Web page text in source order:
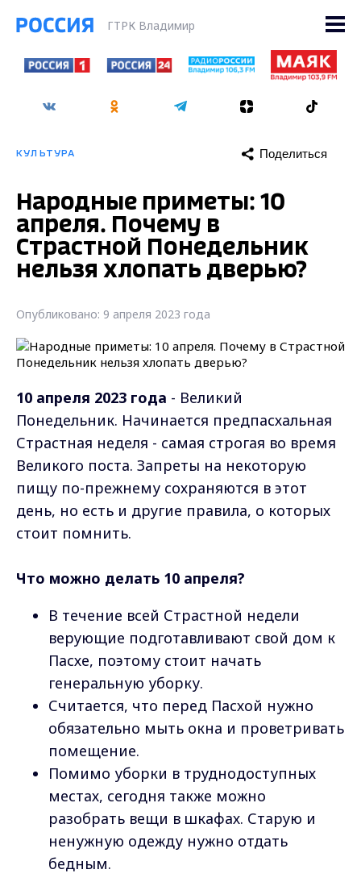
ГТРК Владимир
КУЛЬТУРА Поделиться
Народные приметы: 10
апреля. Почему в
Страстной Понедельник
нельзя хлопать дверью?
Опубликовано: 9 апреля 2023 года
10 апреля 2023 года - Великий
Понедельник. Начинается предпасхальная
Страстная неделя - самая строгая во время
Великого поста. Запреты на некоторую
пищу по-прежнему сохраняются в этот
день, но есть и другие правила, о которых
стоит помнить.
Что можно делать 10 апреля?
В течение всей Страстной недели
верующие подготавливают свой дом к
Пасхе, поэтому стоит начать
генеральную уборку.
Считается, что перед Пасхой нужно
обязательно мыть окна и проветривать
помещение.
Помимо уборки в труднодоступных
местах, сегодня также можно
разобрать вещи в шкафах. Старую и
ненужную одежду нужно отдать
бедным.